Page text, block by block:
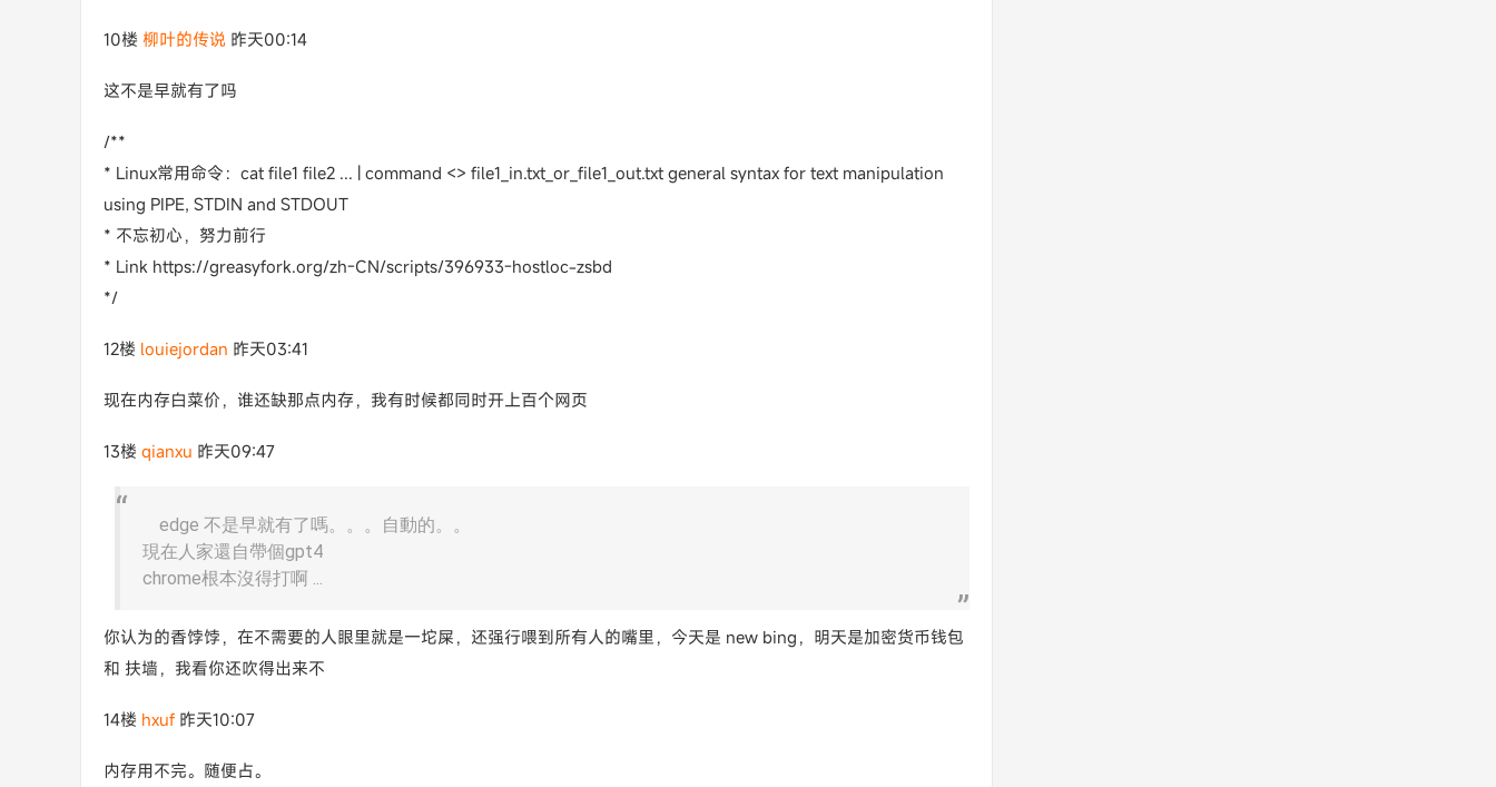
10楼 柳叶的传说 昨天00:14
这不是早就有了吗
/**
* Linux常用命令：cat file1 file2 ... | command <> file1_in.txt_or_file1_out.txt general syntax for text manipulation
using PIPE, STDIN and STDOUT
* 不忘初心，努力前行
* Link https://greasyfork.org/zh-CN/scripts/396933-hostloc-zsbd
*/
12楼 louiejordan 昨天03:41
现在内存白菜价，谁还缺那点内存，我有时候都同时开上百个网页
13楼 qianxu 昨天09:47
edge 不是早就有了嗎。。。自動的。。
現在人家還自帶個gpt4
chrome根本沒得打啊 ...
你认为的香饽饽，在不需要的人眼里就是一坨屎，还强行喂到所有人的嘴里，今天是 new bing，明天是加密货币钱包
和 扶墙，我看你还吹得出来不
14楼 hxuf 昨天10:07
内存用不完。随便占。